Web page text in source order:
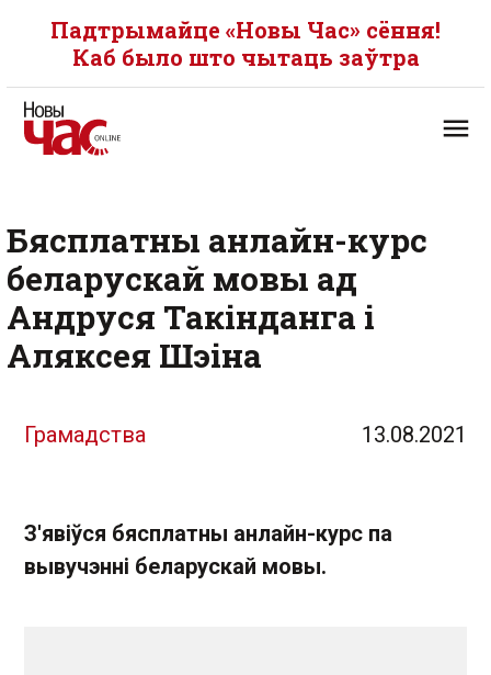
Падтрымайце «Новы Час» сёння!
Каб было што чытаць заўтра
Бясплатны анлайн-курс
беларускай мовы ад
Андруся Такінданга і
Аляксея Шэіна
Грамадства 13.08.2021
З'явіўся бясплатны анлайн-курс па
вывучэнні беларускай мовы.